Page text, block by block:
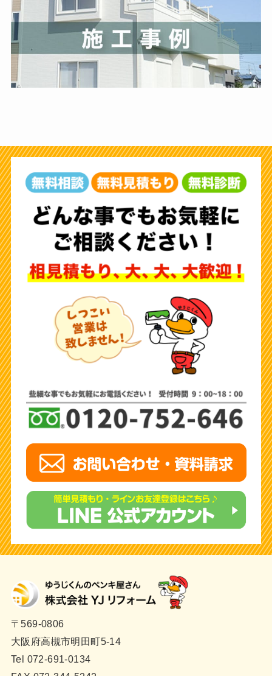
〒569-0806
大阪府高槻市明田町5-14
Tel 072-691-0134